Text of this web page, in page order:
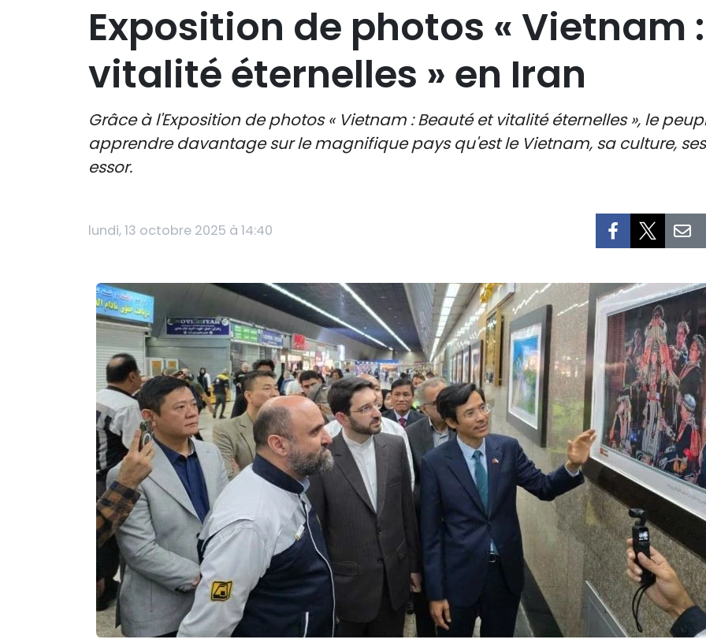
Exposition de photos « Vietnam
vitalité éternelles » en Iran
Grâce à l'Exposition de photos « Vietnam : Beauté et vitalité éternelles », le
apprendre davantage sur le magnifique pays qu'est le Vietnam, sa culture,
essor.
lundi, 13 octobre 2025 à 14:40